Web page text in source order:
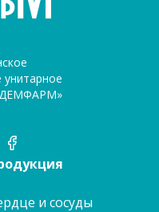
унитарное
и сосуды